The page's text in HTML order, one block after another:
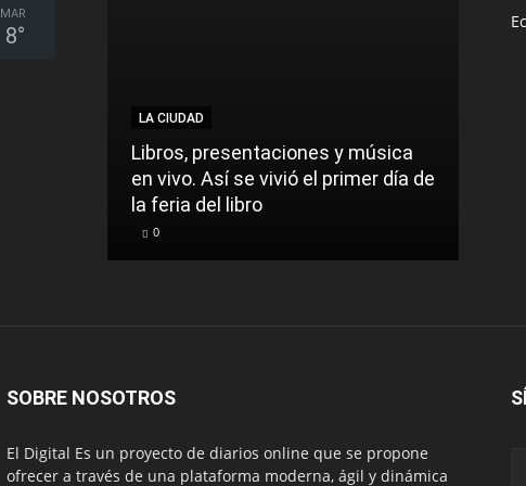
MAR
8°
LA CIUDAD
Libros, presentaciones y música
en vivo. Así se vivió el primer día de
la feria del libro
0
SOBRE NOSOTROS
El Digital Es un proyecto de diarios online que se propone
ofrecer a través de una plataforma moderna, ágil y dinámica